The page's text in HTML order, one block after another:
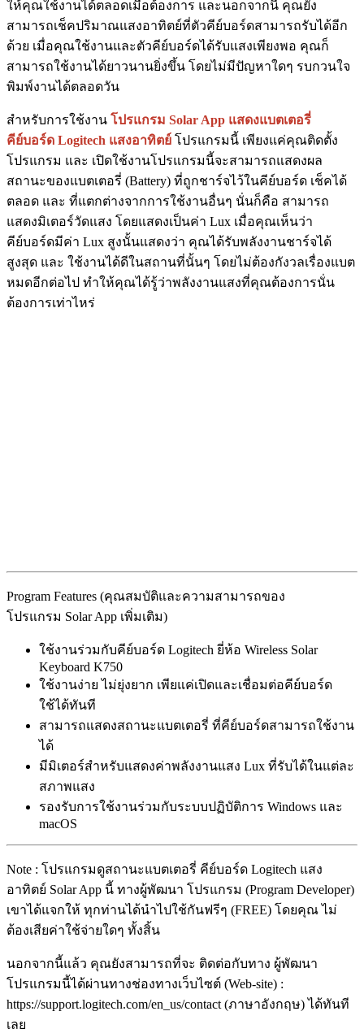
ให้คุณใช้งานได้ตลอดเมื่อต้องการ และนอกจากนี้ คุณยัง
สามารถเช็คปริมาณแสงอาทิตย์ที่ตัวคีย์บอร์ดสามารถรับได้อีก
ด้วย เมื่อคุณใช้งานและตัวคีย์บอร์ดได้รับแสงเพียงพอ คุณก็
สามารถใช้งานได้ยาวนานยิ่งขึ้น โดยไม่มีปัญหาใดๆ รบกวนใจ
พิมพ์งานได้ตลอดวัน
สำหรับการใช้งาน โปรแกรม Solar App แสดงแบตเตอรี่
คีย์บอร์ด Logitech แสงอาทิตย์ โปรแกรมนี้ เพียงแค่คุณติดตั้ง
โปรแกรม และ เปิดใช้งานโปรแกรมนี้จะสามารถแสดงผล
สถานะของแบตเตอรี่ (Battery) ที่ถูกชาร์จไว้ในคีย์บอร์ด เช็คได้
ตลอด และ ที่แตกต่างจากการใช้งานอื่นๆ นั่นก็คือ สามารถ
แสดงมิเตอร์วัดแสง โดยแสดงเป็นค่า Lux เมื่อคุณเห็นว่า
คีย์บอร์ดมีค่า Lux สูงนั้นแสดงว่า คุณได้รับพลังงานชาร์จได้
สูงสุด และ ใช้งานได้ดีในสถานที่นั้นๆ โดยไม่ต้องกังวลเรื่องแบต
หมดอีกต่อไป ทำให้คุณได้รู้ว่าพลังงานแสงที่คุณต้องการนั่น
ต้องการเท่าไหร่
Program Features (คุณสมบัติและความสามารถของ
โปรแกรม Solar App เพิ่มเติม)
ใช้งานร่วมกับคีย์บอร์ด Logitech ยี่ห้อ Wireless Solar
Keyboard K750
ใช้งานง่าย ไม่ยุ่งยาก เพียแค่เปิดและเชื่อมต่อคีย์บอร์ด
ใช้ได้ทันที
สามารถแสดงสถานะแบตเตอรี่ ที่คีย์บอร์ดสามารถใช้งาน
ได้
มีมิเตอร์สำหรับแสดงค่าพลังงานแสง Lux ที่รับได้ในแต่ละ
สภาพแสง
รองรับการใช้งานร่วมกับระบบปฏิบัติการ Windows และ
macOS
Note : โปรแกรมดูสถานะแบตเตอรี่ คีย์บอร์ด Logitech แสง
อาทิตย์ Solar App นี้ ทางผู้พัฒนา โปรแกรม (Program Developer)
เขาได้แจกให้ ทุกท่านได้นำไปใช้กันฟรีๆ (FREE) โดยคุณ ไม่
ต้องเสียค่าใช้จ่ายใดๆ ทั้งสิ้น
นอกจากนี้แล้ว คุณยังสามารถที่จะ ติดต่อกับทาง ผู้พัฒนา
โปรแกรมนี้ได้ผ่านทางช่องทางเว็บไซต์ (Web-site) :
https://support.logitech.com/en_us/contact (ภาษาอังกฤษ) ได้ทันที
เลย